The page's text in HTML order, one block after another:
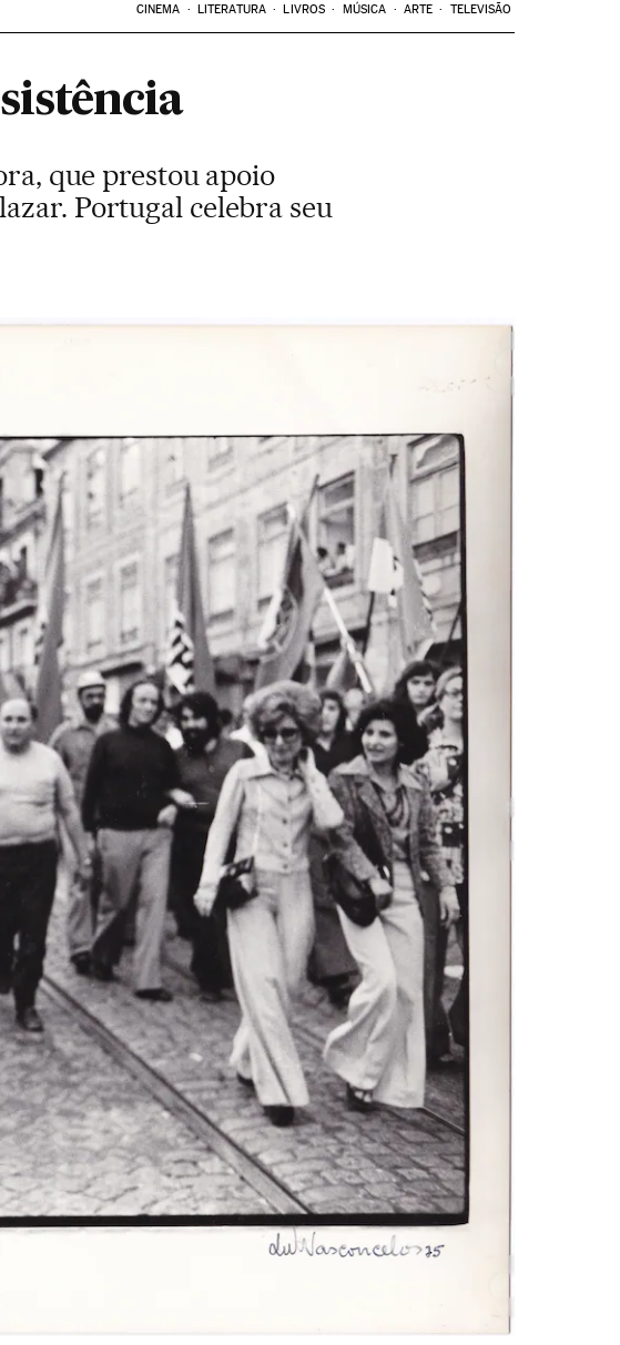
CINEMA LITERATURA LIVROS MÚSICA ARTE TELEVISÃO
que prestou apoio
Portugal celebra seu